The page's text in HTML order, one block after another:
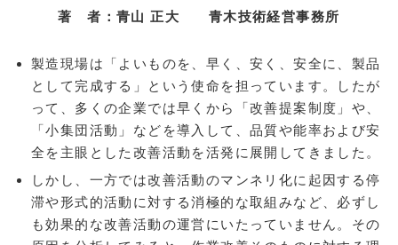
著 者：青山 正大 青木技術経営事務所
製造現場は「よいものを、早く、安く、安全に、製品
として完成する」という使命を担っています。したが
って、多くの企業では早くから「改善提案制度」や、
「小集団活動」などを導入して、品質や能率および安
全を主眼とした改善活動を活発に展開してきました。
しかし、一方では改善活動のマンネリ化に起因する停
滞や形式的活動に対する消極的な取組みなど、必ずし
も効果的な改善活動の運営にいたっていません。その
雷神堂横浜根岸店
本牧館
安田屋酒店
松村株式会社
お医者さんメニュー
法律相談メニュー
ヒューマンネットワーク